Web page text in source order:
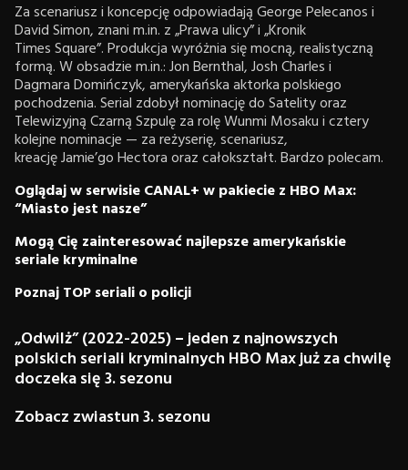
Za scenariusz i koncepcję odpowiadają George Pelecanos i
David Simon, znani m.in. z „Prawa ulicy” i „Kronik
Times Square”. Produkcja wyróżnia się mocną, realistyczną
formą. W obsadzie m.in.: Jon Bernthal, Josh Charles i
Dagmara Domińczyk, amerykańska aktorka polskiego
pochodzenia. Serial zdobył nominację do Satelity oraz
Telewizyjną Czarną Szpulę za rolę Wunmi Mosaku i cztery
kolejne nominacje — za reżyserię, scenariusz,
kreację Jamie’go Hectora oraz całokształt. Bardzo polecam.
Oglądaj w serwisie CANAL+ w pakiecie z HBO Max:
“Miasto jest nasze”
Mogą Cię zainteresować najlepsze amerykańskie
seriale kryminalne
Poznaj TOP seriali o policji
„Odwilż” (2022-2025)–jeden z najnowszych
polskich seriali kryminalnych HBO Max już za chwilę
doczeka się 3. sezonu
Zobacz zwiastun 3. sezonu